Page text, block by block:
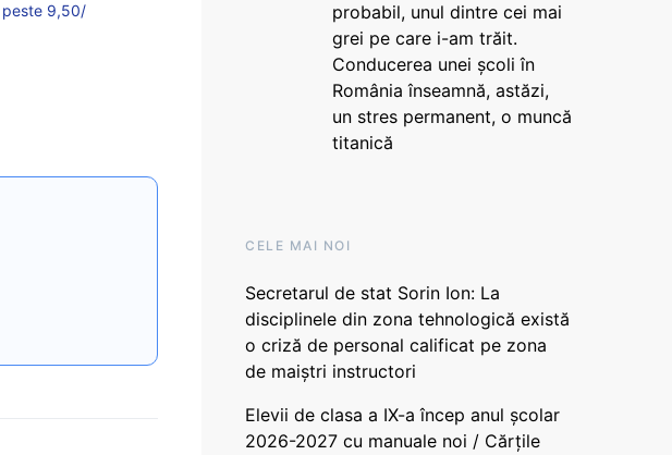
peste 9,50/
probabil, unul dintre cei mai
grei pe care i-am trăit.
Conducerea unei școli în
România înseamnă, astăzi,
un stres permanent, o muncă
titanică
CELE MAI NOI
Secretarul de stat Sorin Ion: La
disciplinele din zona tehnologică există
o criză de personal calificat pe zona
de maiștri instructori
Elevii de clasa a IX-a încep anul școlar
2026-2027 cu manuale noi / Cărțile